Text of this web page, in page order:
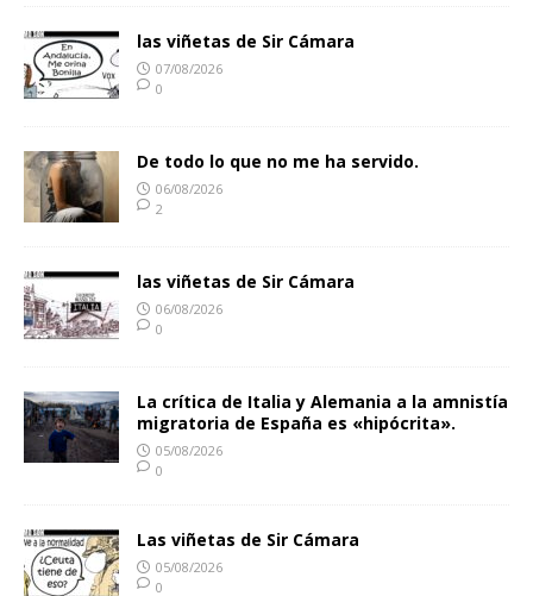
las viñetas de Sir Cámara
07/08/2026
0
De todo lo que no me ha servido.
06/08/2026
2
las viñetas de Sir Cámara
06/08/2026
0
La crítica de Italia y Alemania a la amnistía
migratoria de España es «hipócrita».
05/08/2026
0
Las viñetas de Sir Cámara
05/08/2026
0